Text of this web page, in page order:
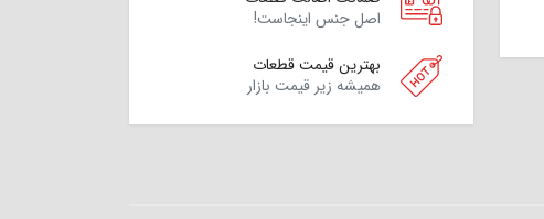
اصل جنس اینجاست!
بهترین قیمت قطعات
همیشه زیر قیمت بازار